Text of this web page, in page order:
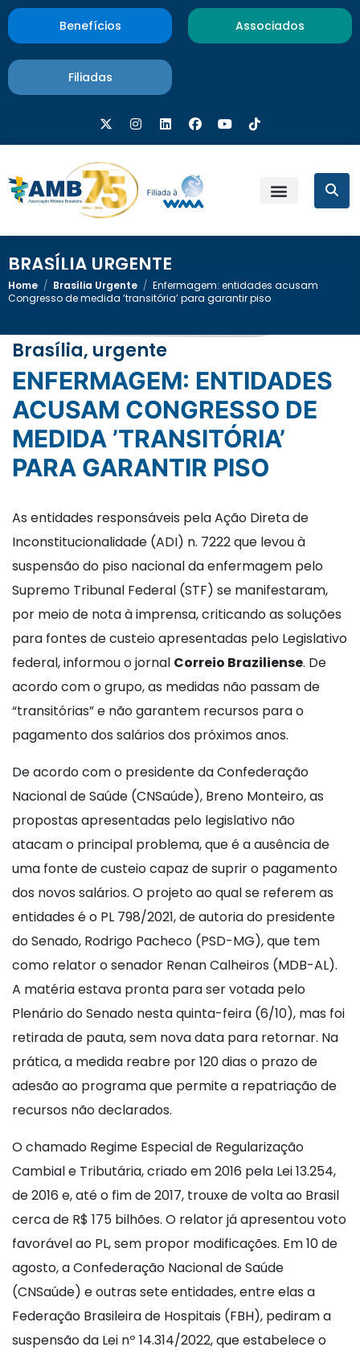
Benefícios Associados
Filiadas
BRASÍLIA URGENTE
Home / Brasília Urgente / Enfermagem: entidades acusam
Congresso de medida ’transitória’ para garantir piso
Brasília, urgente
ENFERMAGEM: ENTIDADES
ACUSAM CONGRESSO DE
MEDIDA ’TRANSITÓRIA’
PARA GARANTIR PISO
As entidades responsáveis pela Ação Direta de
Inconstitucionalidade (ADI) n. 7222 que levou à
suspensão do piso nacional da enfermagem pelo
Supremo Tribunal Federal (STF) se manifestaram,
por meio de nota à imprensa, criticando as soluções
para fontes de custeio apresentadas pelo Legislativo
federal, informou o jornal Correio Braziliense. De
acordo com o grupo, as medidas não passam de
“transitórias” e não garantem recursos para o
pagamento dos salários dos próximos anos.
De acordo com o presidente da Confederação
Nacional de Saúde (CNSaúde), Breno Monteiro, as
propostas apresentadas pelo legislativo não
atacam o principal problema, que é a ausência de
uma fonte de custeio capaz de suprir o pagamento
dos novos salários. O projeto ao qual se referem as
entidades é o PL 798/2021, de autoria do presidente
do Senado, Rodrigo Pacheco (PSD-MG), que tem
como relator o senador Renan Calheiros (MDB-AL).
A matéria estava pronta para ser votada pelo
Plenário do Senado nesta quinta-feira (6/10), mas foi
retirada de pauta, sem nova data para retornar. Na
prática, a medida reabre por 120 dias o prazo de
adesão ao programa que permite a repatriação de
recursos não declarados.
O chamado Regime Especial de Regularização
Cambial e Tributária, criado em 2016 pela Lei 13.254,
de 2016 e, até o fim de 2017, trouxe de volta ao Brasil
cerca de R$ 175 bilhões. O relator já apresentou voto
favorável ao PL, sem propor modificações. Em 10 de
agosto, a Confederação Nacional de Saúde
(CNSaúde) e outras sete entidades, entre elas a
Federação Brasileira de Hospitais (FBH), pediram a
suspensão da Lei nº 14.314/2022, que estabelece o